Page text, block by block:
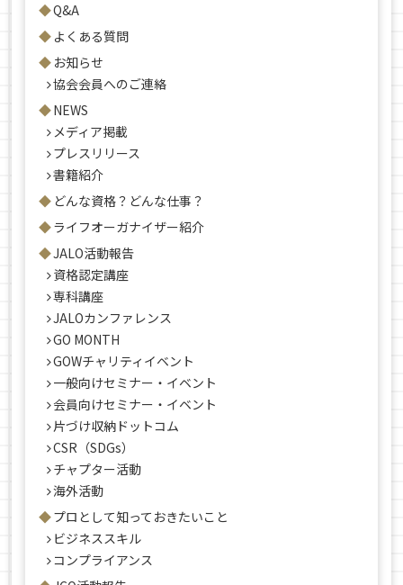
Q&A
よくある質問
お知らせ
協会会員へのご連絡
NEWS
メディア掲載
プレスリリース
書籍紹介
どんな資格？どんな仕事？
ライフオーガナイザー紹介
JALO活動報告
資格認定講座
専科講座
JALOカンファレンス
GO MONTH
GOWチャリティイベント
一般向けセミナー・イベント
会員向けセミナー・イベント
片づけ収納ドットコム
CSR（SDGs）
チャプター活動
海外活動
プロとして知っておきたいこと
ビジネススキル
コンプライアンス